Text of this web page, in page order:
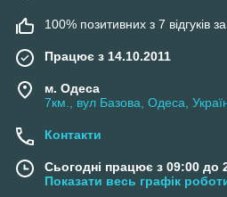
100% позитивних з 7 відгуків за
Працює з 14.10.2011
м. Одеса
7км., вул Базова, Одеса,
Контакти
Сьогодні працює з 09:00 до
Показати весь графік